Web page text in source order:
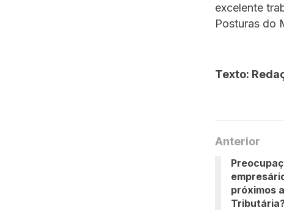
excelente
Posturas do
Texto:
Anterior
próximos